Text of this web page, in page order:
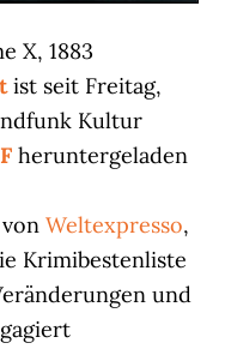
X, 1883
ist seit Freitag,
Kultur
heruntergeladen
vonWeltexpresso,
Krimibestenliste
und